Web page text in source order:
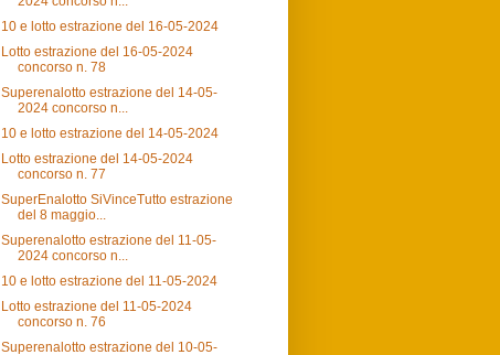
10 e lotto estrazione del 16-05-2024
Lotto estrazione del 16-05-2024
concorso n. 78
Superenalotto estrazione del 14-05-
2024 concorso n...
10 e lotto estrazione del 14-05-2024
Lotto estrazione del 14-05-2024
concorso n. 77
SuperEnalotto SiVinceTutto estrazione
del 8 maggio...
Superenalotto estrazione del 11-05-
2024 concorso n...
10 e lotto estrazione del 11-05-2024
Lotto estrazione del 11-05-2024
concorso n. 76
Superenalotto estrazione del 10-05-